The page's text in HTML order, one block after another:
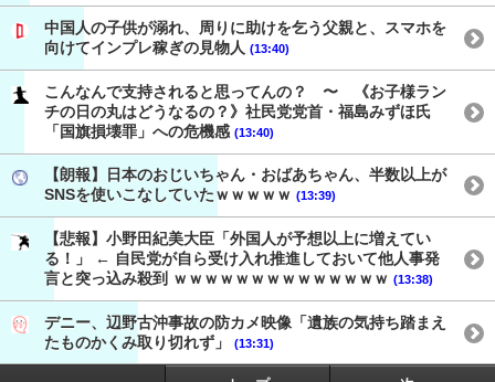
中国人の子供が溺れ、周りに助けを乞う父親と、スマホを
向けてインプレ稼ぎの見物人 (13:40)
こんなんで支持されると思ってんの？ 〜 《お子様ラン
チの日の丸はどうなるの？》社民党党首・福島みずほ氏
「国旗損壊罪」への危機感 (13:40)
【朗報】日本のおじいちゃん・おばあちゃん、半数以上が
SNSを使いこなしていたｗｗｗｗｗ (13:39)
【悲報】小野田紀美大臣「外国人が予想以上に増えてい
る！」 ← 自民党が自ら受け入れ推進しておいて他人事発
言と突っ込み殺到 ｗｗｗｗｗｗｗｗｗｗｗｗｗｗ (13:38)
デニー、辺野古沖事故の防カメ映像「遺族の気持ち踏まえ
たものかくみ取り切れず」
(13:31)